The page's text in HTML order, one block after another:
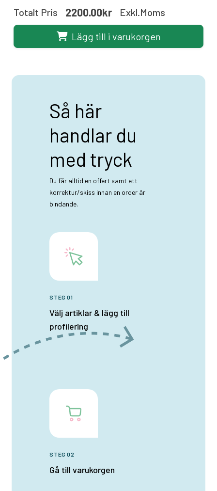
Totalt Pris 2200.00kr Exkl.moms
Lägg till i varukorgen
Så här
handlar du
med tryck
Du får alltid en offert samt ett
korrektur/skiss innan en order är
bindande.
STEG 01
Välj artiklar & lägg till
profilering
STEG 02
Gå till varukorgen